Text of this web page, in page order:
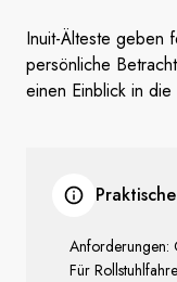
Inuit-Älteste geben
persönliche
einen Einblick in
Anforderungen:
Für